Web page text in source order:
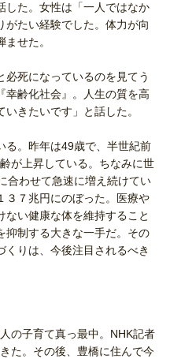
した。女性は「一人ではなか
がたい経験でした。体力が向
せた。
死になっているのを見てう
幸齢化社会』。人生の質を高
きたいです」と話した。
。昨年は49歳で、半世紀前
が上昇している。ちなみに世
合わせて急速に増え続けてい
３７兆円にのぼった。医療や
い健康な体を維持すること
抑制する大きな一手だ。その
くりは、今後注目されるべき
の子育て真っ最中。NHK記者
た。その後、豊橋に住んで今